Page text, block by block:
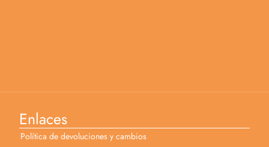
Enlaces
Política de devoluciones y cambios